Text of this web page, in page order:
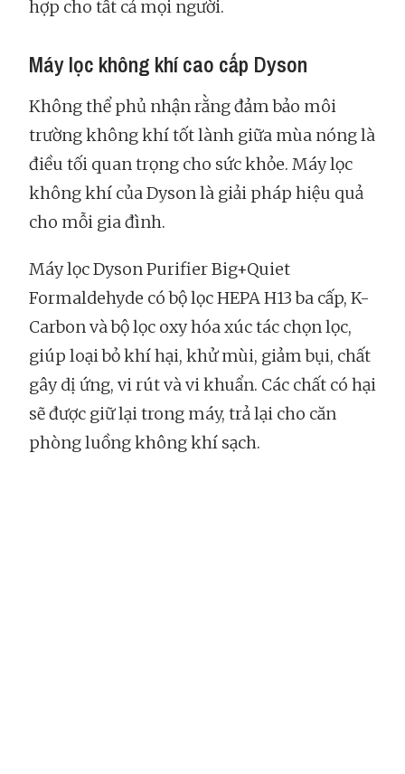
hợp cho tất cả mọi người.
Máy lọc không khí cao cấp Dyson
Không thể phủ nhận rằng đảm bảo môi
trường không khí tốt lành giữa mùa nóng là
điều tối quan trọng cho sức khỏe. Máy lọc
không khí của Dyson là giải pháp hiệu quả
cho mỗi gia đình.
Máy lọc Dyson Purifier Big+Quiet
Formaldehyde có bộ lọc HEPA H13 ba cấp, K-
Carbon và bộ lọc oxy hóa xúc tác chọn lọc,
giúp loại bỏ khí hại, khử mùi, giảm bụi, chất
gây dị ứng, vi rút và vi khuẩn. Các chất có hại
sẽ được giữ lại trong máy, trả lại cho căn
phòng luồng không khí sạch.